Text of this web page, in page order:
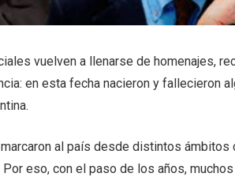
vuelven a llenarse de homenajes,
en esta fecha nacieron y fallecieron
al país desde distintos ámbitos
eso, con el paso de los años,